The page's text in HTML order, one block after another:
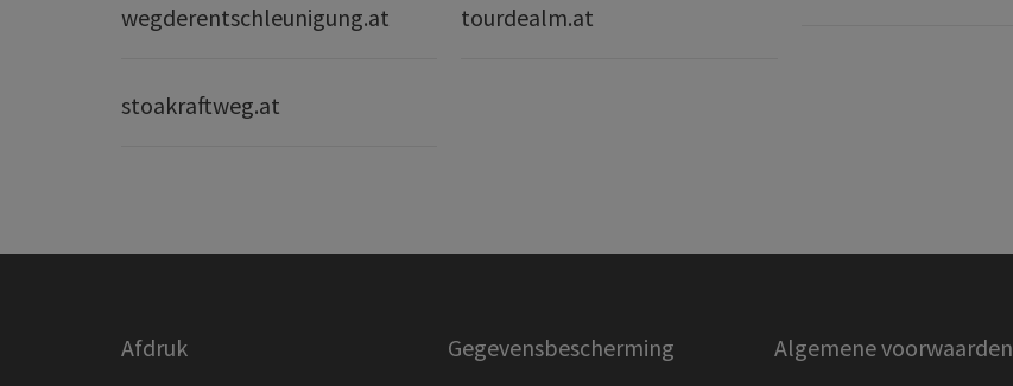
wegderentschleunigung.at tourdealm.at
stoakraftweg.at
Afdruk Gegevensbescherming Algemene voorwaarden